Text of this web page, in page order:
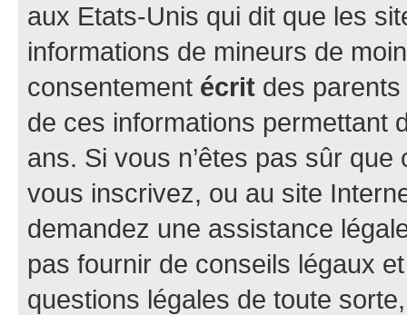
aux Etats-Unis qui dit que les
informations de mineurs de
consentement écrit des parents
de ces informations permettant
ans. Si vous n’êtes pas sûr
vous inscrivez, ou au site
demandez une assistance
pas fournir de conseils légaux
questions légales de toute